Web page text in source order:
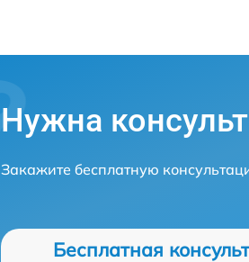
Нужна
Закажите бесплатную
Бесплатная